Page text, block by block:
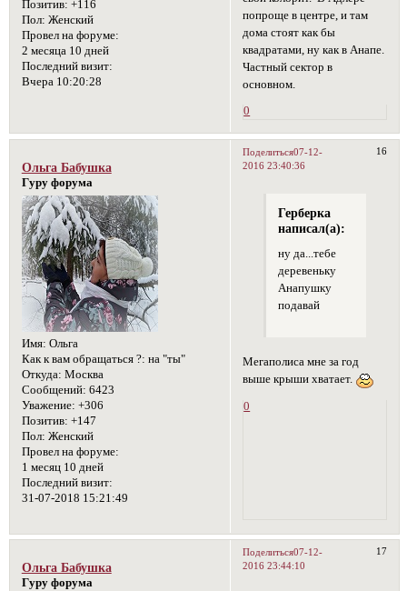
Позитив: +116
Пол: Женский
Провел на форуме:
2 месяца 10 дней
Последний визит:
Вчера 10:20:28
попроще в центре, и там
дома стоят как бы
квадратами, ну как в Анапе.
Частный сектор в
основном.
0
Поделиться 16
07-12-
2016 23:40:36
Ольга Бабушка
Гуру форума
Имя: Ольга
Как к вам обращаться ?: на "ты"
Откуда: Москва
Сообщений: 6423
Уважение: +306
Позитив: +147
Пол: Женский
Провел на форуме:
1 месяц 10 дней
Последний визит:
31-07-2018 15:21:49
Герберка
написал(а):
ну да...тебе
деревеньку
Анапушку
подавай
Мегаполиса мне за год
выше крыши хватает.
0
Поделиться 17
07-12-
2016 23:44:10
Ольга Бабушка
Гуру форума